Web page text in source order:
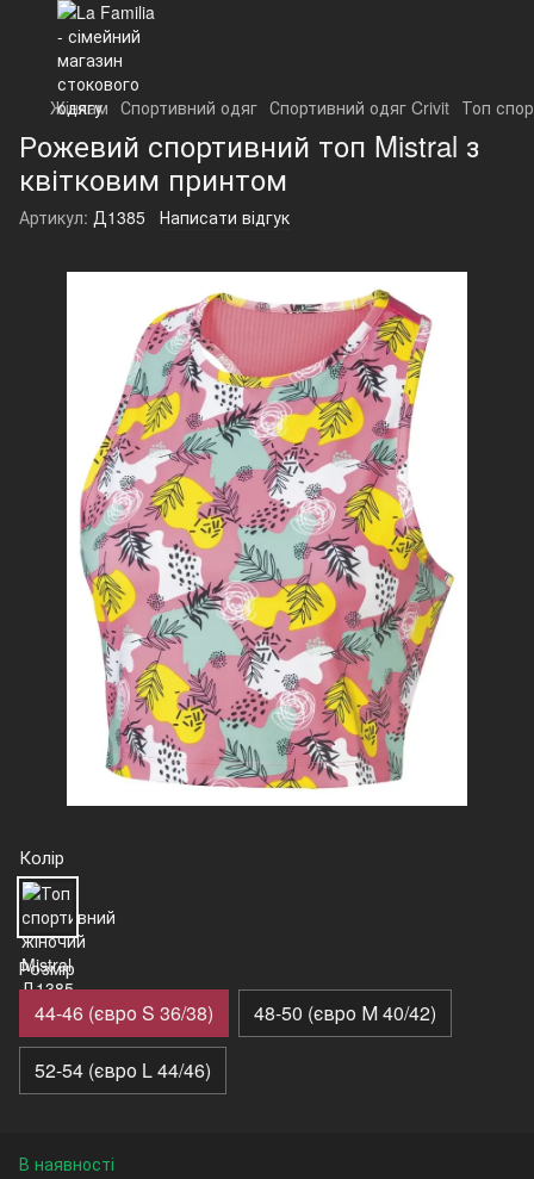
Жінкам Спортивний одяг Спортивний одяг Crivit Топ
Рожевий спортивний топ Mistral з
квітковим принтом
Артикул: Д1385 Написати відгук
Колір
Розмір
44-46 (євро S 36/38) 48-50 (євро М 40/42)
52-54 (євро L 44/46)
В наявності